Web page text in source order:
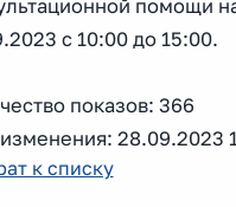
помощи
с 10:00 до 15:00.
показов: 366
28.09.2023
к списку